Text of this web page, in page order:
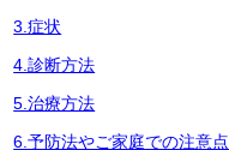
3.症状
4.診断方法
5.治療方法
6.予防法やご家庭での注意点